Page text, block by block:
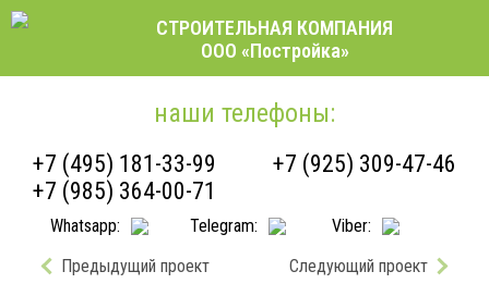
СТРОИТЕЛЬНАЯ КОМПАНИЯ
ООО «Постройка»
наши телефоны:
+7 (495) 181-33-99
+7 (925) 309-47-46
+7 (985) 364-00-71
Whatsapp: Telegram:
Viber:
Предыдущий проект
Следующий проект